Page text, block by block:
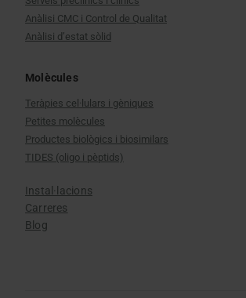
Anàlisi CMC i Control de Qualitat
Anàlisi d’estat sòlid
Molècules
Teràpies cel·lulars i gèniques
Petites molècules
Productes biològics i biosimilars
TIDES (oligo i pèptids)
Instal·lacions
Carreres
Blog